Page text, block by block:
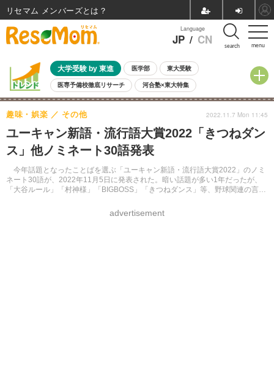
menu
Language
JP / CN search
大学受験 by 東進 医学部 東大受験
医専予備校徹底リサーチ 河合塾×東大特集
親子で考える大学選び 高校受験 中学受験 小学校受験
共通テスト 夏休み
8月開催イベント・WS 全国公立高校 過去問 人気記事
自由研究教材（小学生向け） 自由研究教材（中学生向け）
ユーキャン新語・流行語大賞2022「きつねダン
ス」他ノミネート30語発表
今年話題となったことばを選ぶ「ユーキャン新語・流行語大賞2022」のノミ
ネート30語が、2022年11月5日に発表された。暗い話題が多い1年だったが、
「大谷ルール」「村神様」「BIGBOSS」「きつねダンス」等、野球関連の言葉
趣味・娯楽 その他
advertisement
2022.11.7 Mon 11:45
リセマム メンバーズ